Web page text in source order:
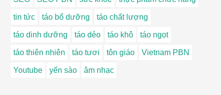
tin tức táo bổ dưỡng táo chất lượng
táo dinh dưỡng táo dẻo táo khô táo ngọt
táo thiên nhiên táo tươi tôn giáo Vietnam PBN
Youtube yến sào âm nhạc